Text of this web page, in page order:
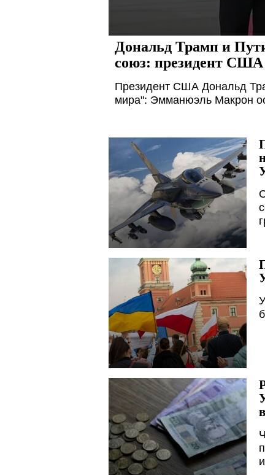
Дональд Трамп и
союз: президент США
Президент США Дональд
мира": Эмманюэль Макрон